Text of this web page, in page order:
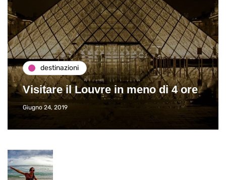
destinazioni
Visitare il Louvre in meno di 4 ore
Giugno 24, 2019